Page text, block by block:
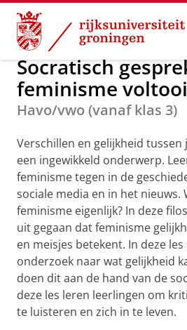
Skip
Content
Skip
Navigation
Maatschappij/bedrijven
Socratisch
feminisme
Havo/vwo (vanaf klas 3)
Verschillen en gelijkheid tussen
een ingewikkeld onderwerp.
feminisme tegen in de
sociale media en in het nieuws.
feminisme eigenlijk? In deze
uit gegaan dat feminisme
en meisjes betekent. In deze
onderzoek naar wat gelijkheid
doen dit aan de hand van de
deze les leren leerlingen om
te luisteren en zich in te leven.